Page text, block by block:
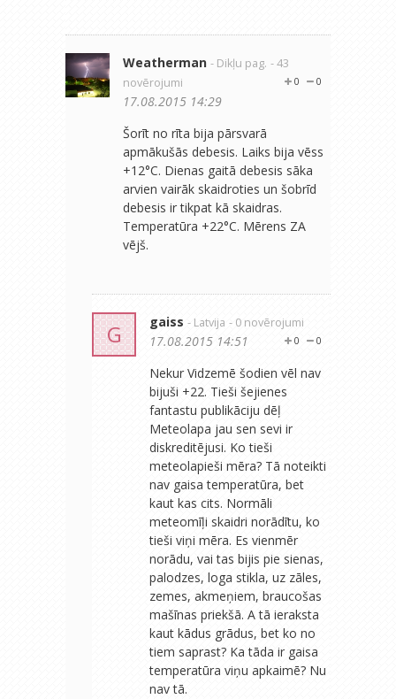
Weatherman - Dikļu pag. - 43
novērojumi
0
0
17.08.2015 14:29
Šorīt no rīta bija pārsvarā
apmākušās debesis. Laiks bija vēss
+12°C. Dienas gaitā debesis sāka
arvien vairāk skaidroties un šobrīd
debesis ir tikpat kā skaidras.
Temperatūra +22°C. Mērens ZA
vējš.
G gaiss - Latvija - 0 novērojumi
0
0
17.08.2015 14:51
Nekur Vidzemē šodien vēl nav
bijuši +22. Tieši šejienes
fantastu publikāciju dēļ
Meteolapa jau sen sevi ir
diskreditējusi. Ko tieši
meteolapieši mēra? Tā noteikti
nav gaisa temperatūra, bet
kaut kas cits. Normāli
meteomīļi skaidri norādītu, ko
tieši viņi mēra. Es vienmēr
norādu, vai tas bijis pie sienas,
palodzes, loga stikla, uz zāles,
zemes, akmeņiem, braucošas
mašīnas priekšā. A tā ieraksta
kaut kādus grādus, bet ko no
tiem saprast? Ka tāda ir gaisa
temperatūra viņu apkaimē? Nu
nav tā.